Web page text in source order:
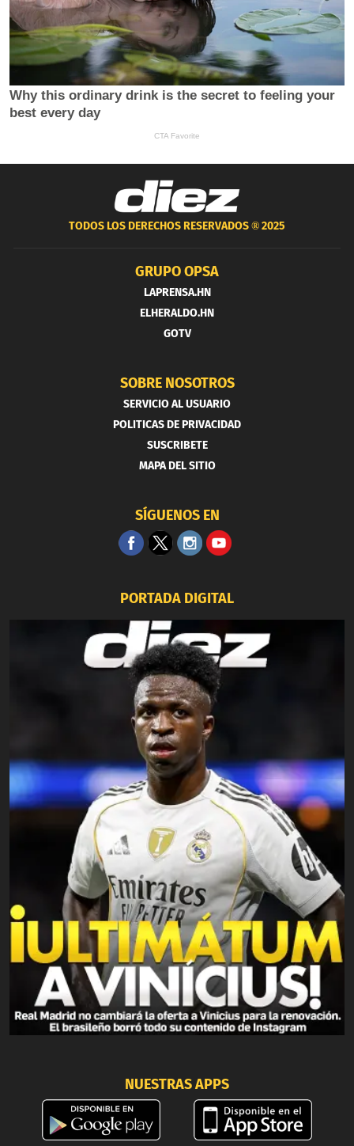
TODOS LOS DERECHOS RESERVADOS ®2025
GRUPO OPSA
LAPRENSA.HN
ELHERALDO.HN
GOTV
SOBRE NOSOTROS
SERVICIO AL USUARIO
POLITICAS DE PRIVACIDAD
SUSCRIBETE
MAPA DEL SITIO
SÍGUENOS EN
PORTADA DIGITAL
NUESTRAS APPS